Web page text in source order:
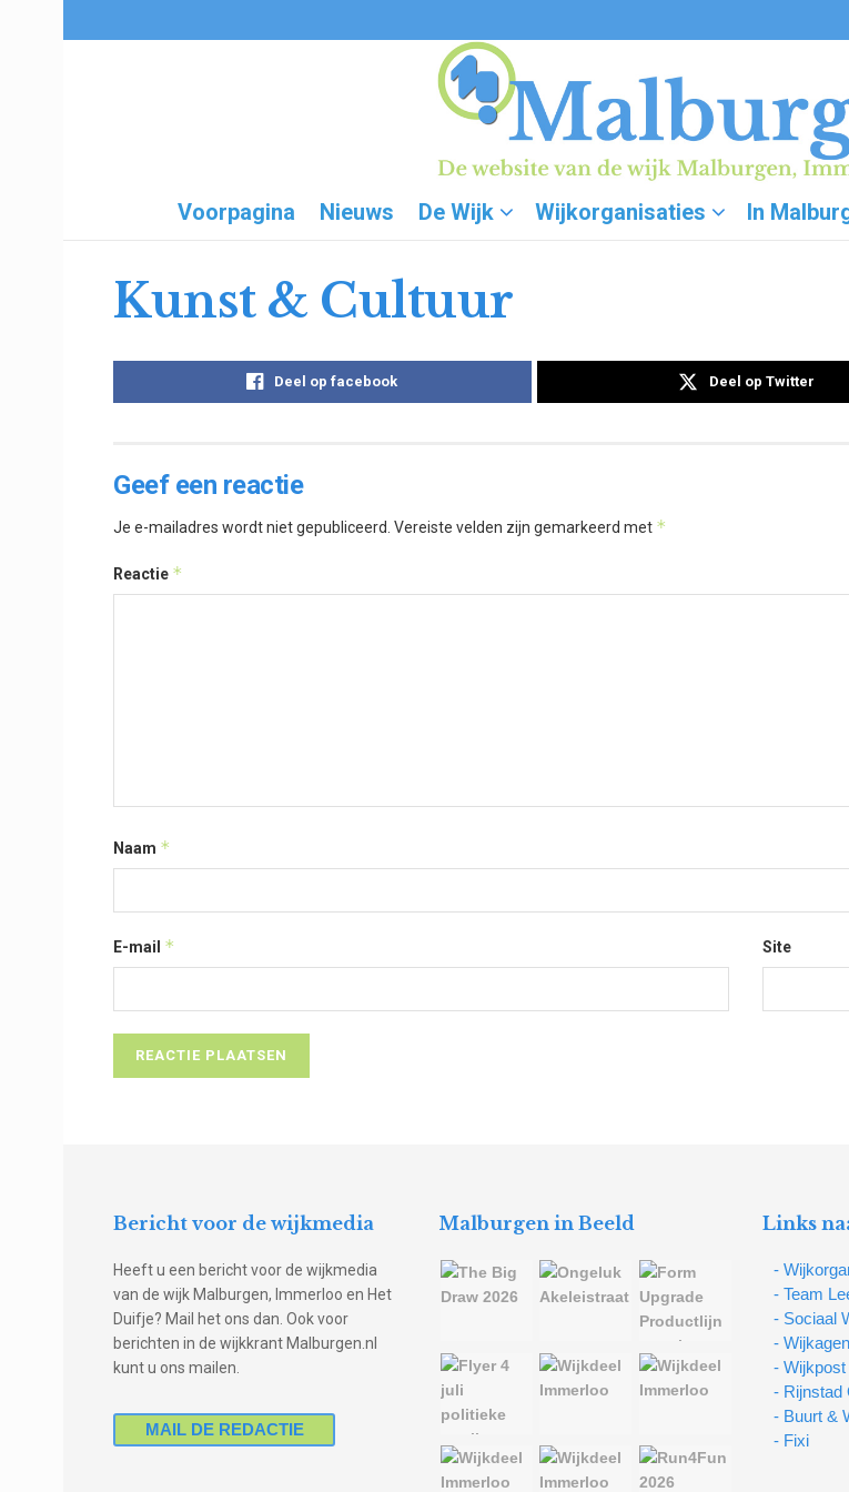
Voorpagina Nieuws De Wijk Wijkorganisaties In
Kunst & Cultuur
Deel op facebook Deel op Twitter
Geef een reactie
Je e-mailadres wordt niet gepubliceerd. Vereiste velden zijn gemarkeerd met *
Reactie *
Naam *
E-mail * Site
Bericht voor de wijkmedia
Heeft u een bericht voor de wijkmedia
van de wijk Malburgen, Immerloo en Het
Duifje? Mail het ons dan. Ook voor
berichten in de wijkkrant Malburgen.nl
kunt u ons mailen.
MAIL DE REDACTIE
Malburgen in Beeld Links
-
- Team
- Sociaal
-
- Wijkpost
- Rijnstad
- Buurt &
- Fixi